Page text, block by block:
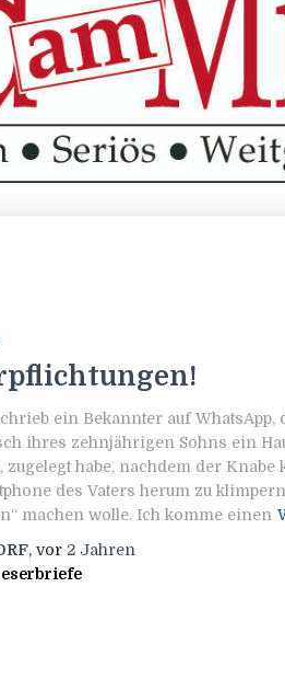
ein Bekannter auf WhatsApp,
ihres zehnjährigen Sohns ein
zugelegt habe, nachdem der
des Vaters herum zu
machen wolle. Ich komme einen
, vor 2 Jahren